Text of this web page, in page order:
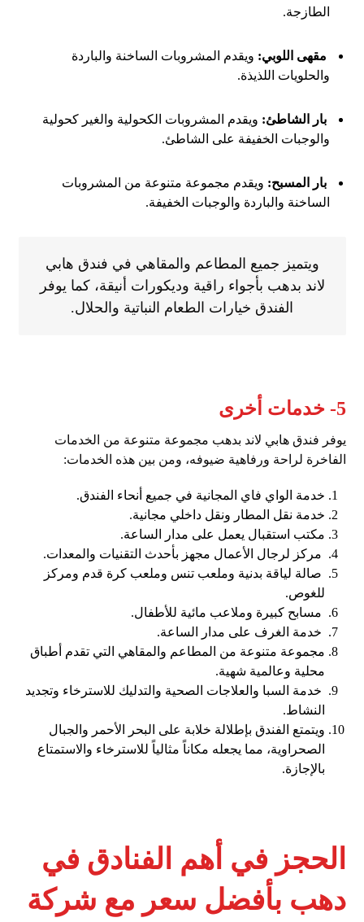
الطازجة.
مقهى اللوبي: ويقدم المشروبات الساخنة والباردة
والحلويات اللذيذة.
بار الشاطئ: ويقدم المشروبات الكحولية والغير كحولية
والوجبات الخفيفة على الشاطئ.
بار المسبح: ويقدم مجموعة متنوعة من المشروبات
الساخنة والباردة والوجبات الخفيفة.
ويتميز جميع المطاعم والمقاهي في فندق هابي
لاند بدهب بأجواء راقية وديكورات أنيقة، كما يوفر
الفندق خيارات الطعام النباتية والحلال.
5- خدمات أخرى
يوفر فندق هابي لاند بدهب مجموعة متنوعة من الخدمات
الفاخرة لراحة ورفاهية ضيوفه، ومن بين هذه الخدمات:
خدمة الواي فاي المجانية في جميع أنحاء الفندق.
خدمة نقل المطار ونقل داخلي مجانية.
مكتب استقبال يعمل على مدار الساعة.
مركز لرجال الأعمال مجهز بأحدث التقنيات والمعدات.
صالة لياقة بدنية وملعب تنس وملعب كرة قدم ومركز
للغوص.
مسابح كبيرة وملاعب مائية للأطفال.
خدمة الغرف على مدار الساعة.
مجموعة متنوعة من المطاعم والمقاهي التي تقدم أطباق
محلية وعالمية شهية.
خدمة السبا والعلاجات الصحية والتدليك للاسترخاء وتجديد
النشاط.
ويتمتع الفندق بإطلالة خلابة على البحر الأحمر والجبال
الصحراوية، مما يجعله مكاناً مثالياً للاسترخاء والاستمتاع
بالإجازة.
الحجز في أهم الفنادق في
دهب بأفضل سعر مع شركة